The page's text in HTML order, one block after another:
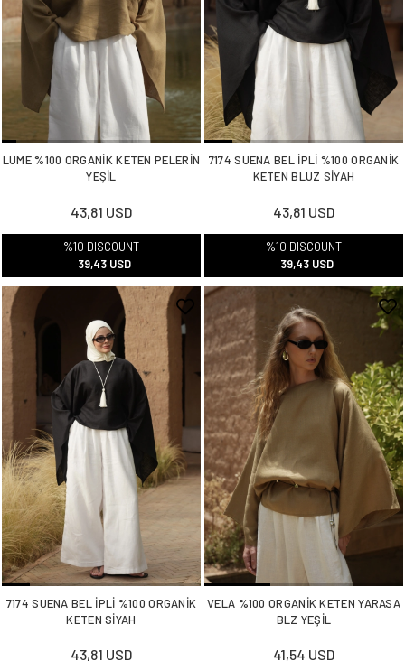
LUME %100 ORGANİK KETEN PELERİN
YEŞİL
43,81 USD
%10 DISCOUNT
39,43 USD
7174 SUENA BEL İPLİ %100 ORGANİK
KETEN BLUZ SİYAH
43,81 USD
%10 DISCOUNT
39,43 USD
7174 SUENA BEL İPLİ %100 ORGANİK
KETEN SİYAH
43,81 USD
VELA %100 ORGANİK KETEN YARASA
BLZ YEŞİL
41,54 USD